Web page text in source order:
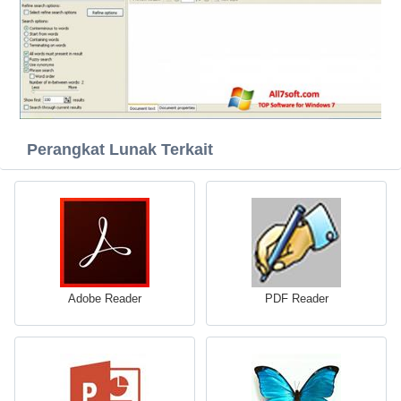
Perangkat Lunak Terkait
Adobe Reader PDF Reader